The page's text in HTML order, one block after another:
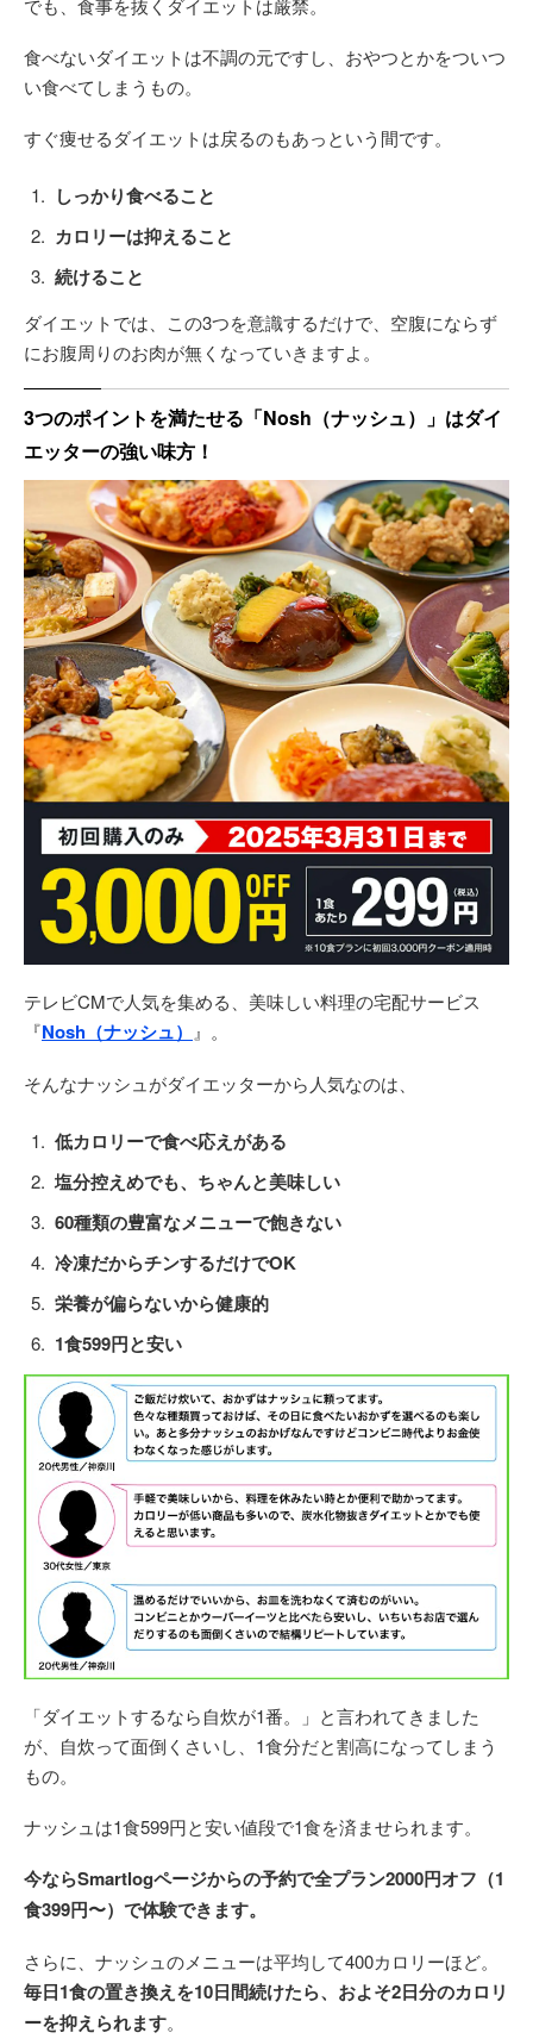
でも、食事を抜くダイエットは厳禁。
食べないダイエットは不調の元ですし、おやつとかをついつ
い食べてしまうもの。
すぐ痩せるダイエットは戻るのもあっという間です。
しっかり食べること
カロリーは抑えること
続けること
ダイエットでは、この3つを意識するだけで、空腹にならず
にお腹周りのお肉が無くなっていきますよ。
3つのポイントを満たせる「Nosh（ナッシュ）」はダイ
エッターの強い味方！
テレビCMで人気を集める、美味しい料理の宅配サービス
『Nosh（ナッシュ） 』。
そんなナッシュがダイエッターから人気なのは、
低カロリーで食べ応えがある
塩分控えめでも、ちゃんと美味しい
60種類の豊富なメニューで飽きない
冷凍だからチンするだけでOK
栄養が偏らないから健康的
1食599円と安い
「ダイエットするなら自炊が1番。」と言われてきました
が、自炊って面倒くさいし、1食分だと割高になってしまう
もの。
ナッシュは1食599円と安い値段で1食を済ませられます。
今ならSmartlogページからの予約で全プラン2000円オフ（1
食399円〜）で体験できます。
さらに、ナッシュのメニューは平均して400カロリーほど。
毎日1食の置き換えを10日間続けたら、およそ2日分のカロリ
ーを抑えられます。